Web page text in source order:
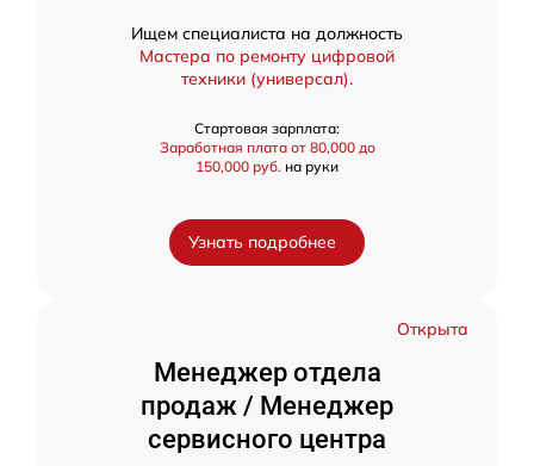
Ищем специалиста на должность
Мастера по ремонту цифровой
техники (универсал).
Стартовая зарплата:
Заработная плата от 80,000 до
150,000 руб. на руки
Узнать подробнее
Открыта
Менеджер отдела
продаж / Менеджер
сервисного центра